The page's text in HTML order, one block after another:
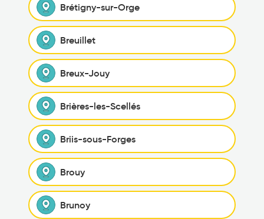
Brétigny-sur-Orge
Breuillet
Breux-Jouy
Brières-les-Scellés
Briis-sous-Forges
Brouy
Brunoy